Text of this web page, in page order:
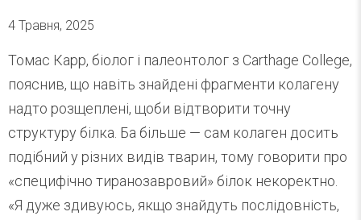
4 Травня, 2025
Томас Карр, біолог і палеонтолог з Carthage College,
пояснив, що навіть знайдені фрагменти колагену
надто розщеплені, щоби відтворити точну
структуру білка. Ба більше — сам колаген досить
подібний у різних видів тварин, тому говорити про
«специфічно тиранозавровий» білок некоректно.
«Я дуже здивуюсь, якщо знайдуть послідовність,